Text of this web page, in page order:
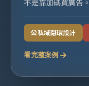
不是靠加碼買廣告。
公私域閉環設計
看完整案例